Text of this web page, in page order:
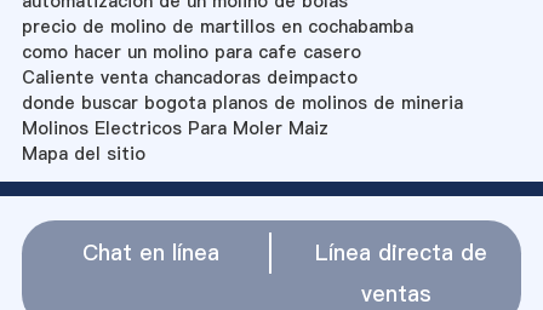
precio de molino de martillos en cochabamba
como hacer un molino para cafe casero
Caliente venta chancadoras deimpacto
donde buscar bogota planos de molinos de mineria
Molinos Electricos Para Moler Maiz
Mapa del sitio
Chat en línea
Línea directa de
ventas